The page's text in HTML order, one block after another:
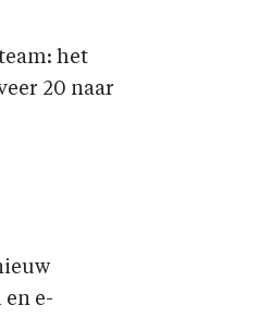
het
20 naar
en e-